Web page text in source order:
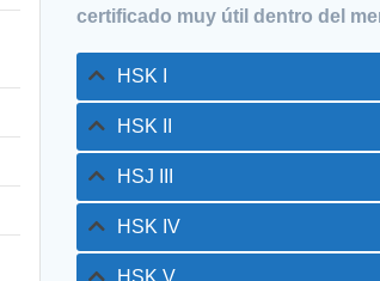
certificado muy útil dentro del
HSK I
HSK II
HSJ III
HSK IV
HSK V